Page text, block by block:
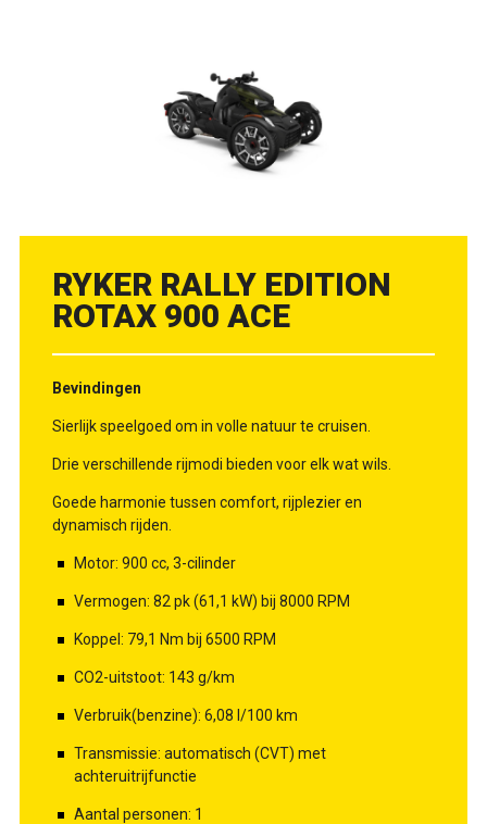
RYKER RALLY EDITION
ROTAX 900 ACE
Bevindingen
Sierlijk speelgoed om in volle natuur te cruisen.
Drie verschillende rijmodi bieden voor elk wat wils.
Goede harmonie tussen comfort, rijplezier en
dynamisch rijden.
Motor: 900 cc, 3-cilinder
Vermogen: 82 pk (61,1 kW) bij 8000 RPM
Koppel: 79,1 Nm bij 6500 RPM
CO2-uitstoot: 143 g/km
Verbruik(benzine): 6,08 l/100 km
Transmissie: automatisch (CVT) met
achteruitrijfunctie
Aantal personen: 1